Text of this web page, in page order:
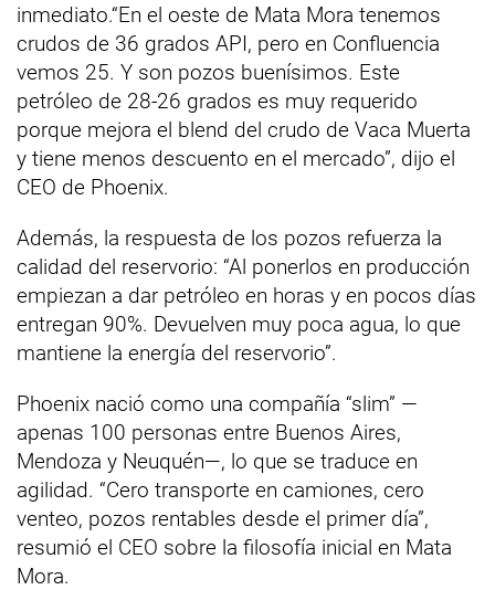
inmediato.“En el oeste de Mata Mora tenemos
crudos de 36 grados API, pero en Confluencia
vemos 25. Y son pozos buenísimos. Este
petróleo de 28-26 grados es muy requerido
porque mejora el blend del crudo de Vaca Muerta
y tiene menos descuento en el mercado”, dijo el
CEO de Phoenix.
Además, la respuesta de los pozos refuerza la
calidad del reservorio: “Al ponerlos en producción
empiezan a dar petróleo en horas y en pocos días
entregan 90%. Devuelven muy poca agua, lo que
mantiene la energía del reservorio”.
Phoenix nació como una compañía “slim” —
apenas 100 personas entre Buenos Aires,
Mendoza y Neuquén—, lo que se traduce en
agilidad. “Cero transporte en camiones, cero
venteo, pozos rentables desde el primer día”,
resumió el CEO sobre la filosofía inicial en Mata
Mora.